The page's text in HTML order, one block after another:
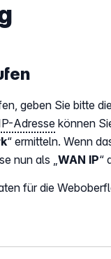
geben Sie bitte die
Adresse können
“ ermitteln. Wenn
nun als „WAN IP“
für die